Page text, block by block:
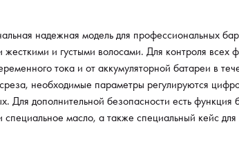
надежная модель для профессиональных
и густыми волосами. Для контроля
тока и от аккумуляторной батареи в
необходимые параметры регулируются
Для дополнительной безопасности есть
масло, а также специальный кейс